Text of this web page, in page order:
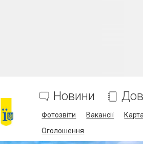
Новини
Фотозвіти Вакансії
Оголошення